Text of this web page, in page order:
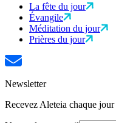
La fête du jour
Évangile
Méditation du jour
Prières du jour
Newsletter
Recevez Aleteia chaque